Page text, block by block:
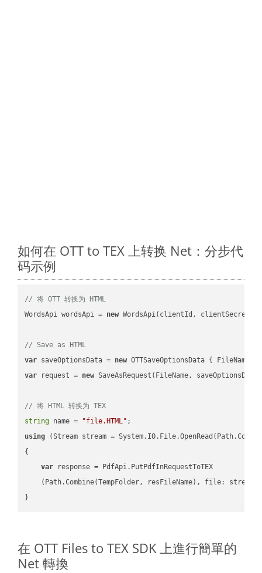
如何在 OTT to TEX 上转换 Net：分步代
码示例
// 将 OTT 转换为 HTML
WordsApi wordsApi = new WordsApi(clientId, clientSecret);
// Save as HTML
var saveOptionsData = new OTTSaveOptionsData { FileName =
var request = new SaveAsRequest(FileName,
// 将 HTML 转换为 TEX
string name = "file.HTML"
using (Stream stream =
{
var response = PdfApi.PutPdfInRequestToTEX
    (Path.Combine(TempFolder, resFileName), file: stream);
在 OTT Files to TEX SDK 上進行簡單的
Net 轉換